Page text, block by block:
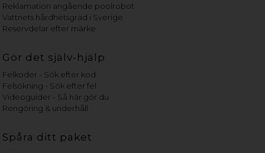
Reklamation angående poolrobot
Vattnets hårdhetsgrad i Sverige
Reservdelar efter märke
Gör det själv-hjälp
Felkoder - Sök efter kod
Felsökning - Sök efter fel
Videoguider - Så här gör du
Rengöring & underhåll
Spåra ditt paket